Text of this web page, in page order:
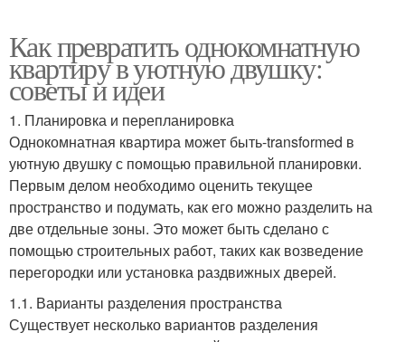
Как превратить однокомнатную
квартиру в уютную двушку:
советы и идеи
1. Планировка и перепланировка
Однокомнатная квартира может быть-transformed в
уютную двушку с помощью правильной планировки.
Первым делом необходимо оценить текущее
пространство и подумать, как его можно разделить на
две отдельные зоны. Это может быть сделано с
помощью строительных работ, таких как возведение
перегородки или установка раздвижных дверей.
1.1. Варианты разделения пространства
Существует несколько вариантов разделения